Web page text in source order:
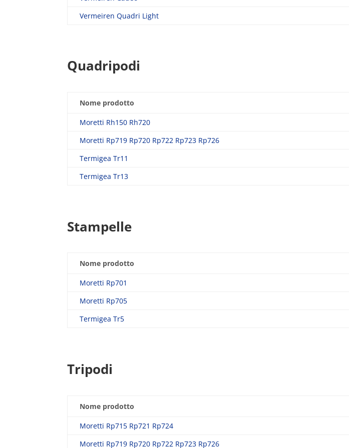
Vermeiren Quadri Light
Quadripodi
Nome prodotto
Moretti Rh150 Rh720
Moretti Rp719 Rp720 Rp722 Rp723 Rp726
Termigea Tr11
Termigea Tr13
Stampelle
Nome prodotto
Moretti Rp701
Moretti Rp705
Termigea Tr5
Tripodi
Nome prodotto
Moretti Rp715 Rp721 Rp724
Moretti Rp719 Rp720 Rp722 Rp723 Rp726